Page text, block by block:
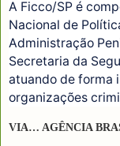
A Ficco/SP é
Nacional de
Administração
Secretaria da
atuando de forma
organizações
VIA… AGÊNCIA